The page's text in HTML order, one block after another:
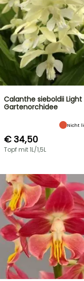
Calanthe sieboldii
Gartenorchidee
Nicht
€ 34,50
Topf mit 1L/1,5L